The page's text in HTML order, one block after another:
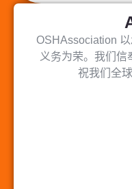
OSHAssociation
义务为荣。我们信
祝我们全